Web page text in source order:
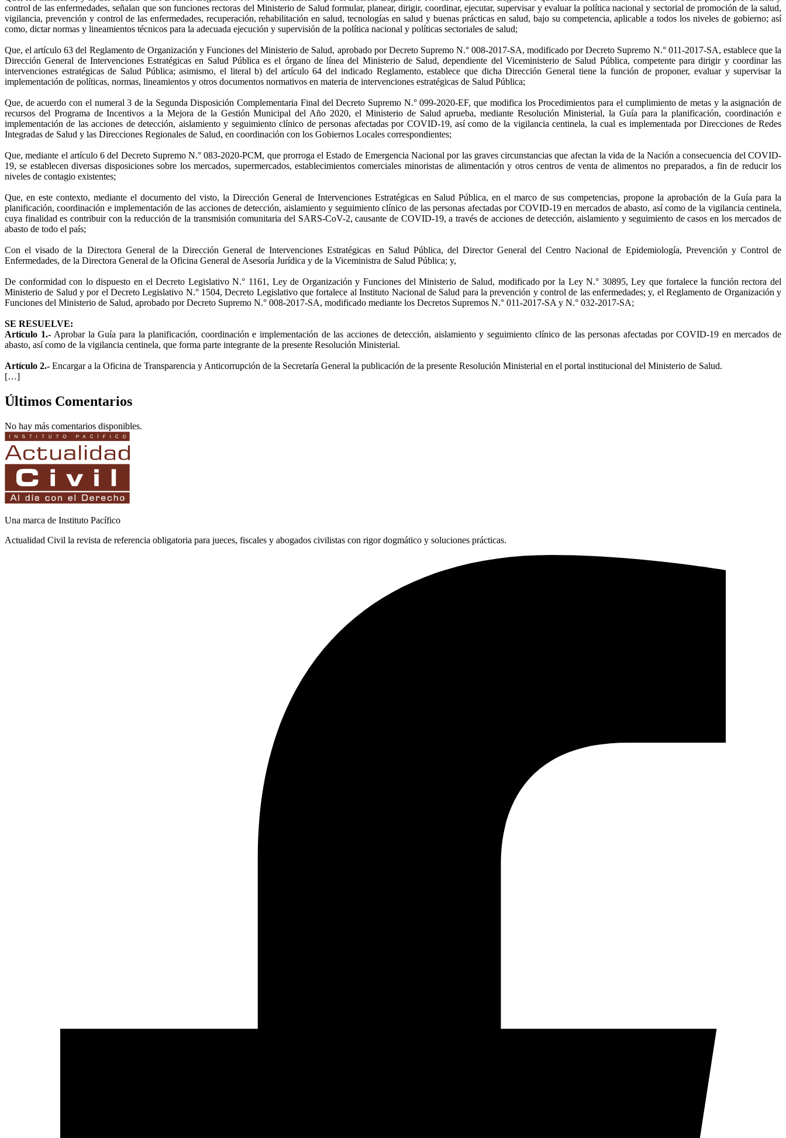
control de las enfermedades, señalan que son funciones rectoras del Ministerio de Salud formular, planear, dirigir, coordinar, ejecutar, supervisar y evaluar la política nacional y sectorial de promoción de la salud,
vigilancia, prevención y control de las enfermedades, recuperación, rehabilitación en salud, tecnologías en salud y buenas prácticas en salud, bajo su competencia, aplicable a todos los niveles de gobierno; así
como, dictar normas y lineamientos técnicos para la adecuada ejecución y supervisión de la política nacional y políticas sectoriales de salud;
Que, el artículo 63 del Reglamento de Organización y Funciones del Ministerio de Salud, aprobado por Decreto Supremo N.° 008-2017-SA, modificado por Decreto Supremo N.° 011-2017-SA, establece que la
Dirección General de Intervenciones Estratégicas en Salud Pública es el órgano de línea del Ministerio de Salud, dependiente del Viceministerio de Salud Pública, competente para dirigir y coordinar las
intervenciones estratégicas de Salud Pública; asimismo, el literal b) del artículo 64 del indicado Reglamento, establece que dicha Dirección General tiene la función de proponer, evaluar y supervisar la
implementación de políticas, normas, lineamientos y otros documentos normativos en materia de intervenciones estratégicas de Salud Pública;
Que, de acuerdo con el numeral 3 de la Segunda Disposición Complementaria Final del Decreto Supremo N.° 099-2020-EF, que modifica los Procedimientos para el cumplimiento de metas y la asignación de
recursos del Programa de Incentivos a la Mejora de la Gestión Municipal del Año 2020, el Ministerio de Salud aprueba, mediante Resolución Ministerial, la Guía para la planificación, coordinación e
implementación de las acciones de detección, aislamiento y seguimiento clínico de personas afectadas por COVID-19, así como de la vigilancia centinela, la cual es implementada por Direcciones de Redes
Integradas de Salud y las Direcciones Regionales de Salud, en coordinación con los Gobiernos Locales correspondientes;
Que, mediante el artículo 6 del Decreto Supremo N.° 083-2020-PCM, que prorroga el Estado de Emergencia Nacional por las graves circunstancias que afectan la vida de la Nación a consecuencia del COVID-
19, se establecen diversas disposiciones sobre los mercados, supermercados, establecimientos comerciales minoristas de alimentación y otros centros de venta de alimentos no preparados, a fin de reducir los
niveles de contagio existentes;
Que, en este contexto, mediante el documento del visto, la Dirección General de Intervenciones Estratégicas en Salud Pública, en el marco de sus competencias, propone la aprobación de la Guía para la
planificación, coordinación e implementación de las acciones de detección, aislamiento y seguimiento clínico de las personas afectadas por COVID-19 en mercados de abasto, así como de la vigilancia centinela,
cuya finalidad es contribuir con la reducción de la transmisión comunitaria del SARS-CoV-2, causante de COVID-19, a través de acciones de detección, aislamiento y seguimiento de casos en los mercados de
abasto de todo el país;
Con el visado de la Directora General de la Dirección General de Intervenciones Estratégicas en Salud Pública, del Director General del Centro Nacional de Epidemiología, Prevención y Control de
Enfermedades, de la Directora General de la Oficina General de Asesoría Jurídica y de la Viceministra de Salud Pública; y,
De conformidad con lo dispuesto en el Decreto Legislativo N.° 1161, Ley de Organización y Funciones del Ministerio de Salud, modificado por la Ley N.° 30895, Ley que fortalece la función rectora del
Ministerio de Salud y por el Decreto Legislativo N.° 1504, Decreto Legislativo que fortalece al Instituto Nacional de Salud para la prevención y control de las enfermedades; y, el Reglamento de Organización y
Funciones del Ministerio de Salud, aprobado por Decreto Supremo N.° 008-2017-SA, modificado mediante los Decretos Supremos N.° 011-2017-SA y N.° 032-2017-SA;
SE RESUELVE:
Artículo 1.-Aprobar la Guía para la planificación, coordinación e implementación de las acciones de detección, aislamiento y seguimiento clínico de las personas afectadas por COVID-19 en mercados de
abasto, así como de la vigilancia centinela, que forma parte integrante de la presente Resolución Ministerial.
Artículo 2.- Encargar a la Oficina de Transparencia y Anticorrupción de la Secretaría General la publicación de la presente Resolución Ministerial en el portal institucional del Ministerio de Salud.
[…]
Últimos Comentarios
No hay más comentarios disponibles.
Una marca de Instituto Pacífico
Actualidad Civil la revista de referencia obligatoria para jueces, fiscales y abogados civilistas con rigor dogmático y soluciones prácticas.